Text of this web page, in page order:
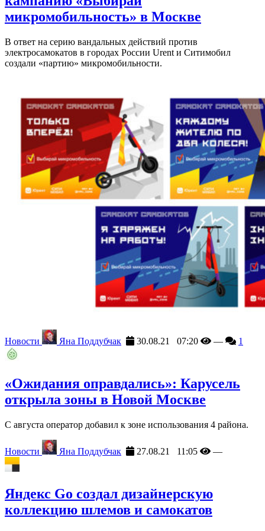
микромобильность» в Москве
В ответ на серию вандальных действий против
электросамокатов в городах России Urent и Ситимобил
создали «партию» микромобильности.
Новости Яна Поддубчак 30.08.21 07:20 — 1
«Ожидания оправдались»: Карусель
открыла зоны в Новой Москве
С августа оператор добавил к зоне использования 4 района.
Новости Яна Поддубчак 27.08.21 11:05 —
Яндекс Go создал дизайнерскую
коллекцию шлемов и самокатов